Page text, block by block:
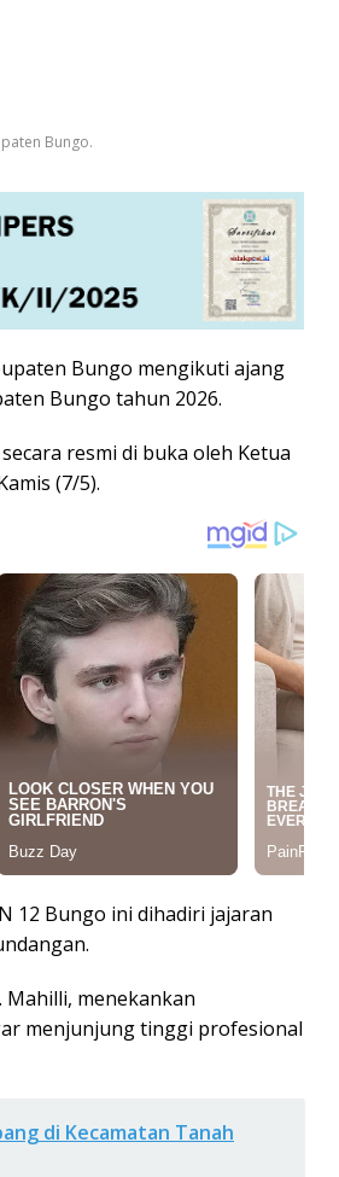
Bungo.
Bungo mengikuti ajang
Bungo tahun 2026.
resmi di buka oleh Ketua
(7/5).
12 Bungo ini dihadiri jajaran
Mahilli, menekankan
menjunjung tinggi profesional
di Kecamatan Tanah